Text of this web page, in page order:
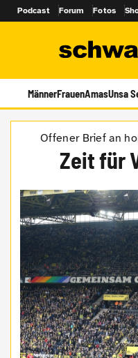
Podcast Forum Fotos
MännerFrauenAmasUnsa
Offener Brief an
Zeit für